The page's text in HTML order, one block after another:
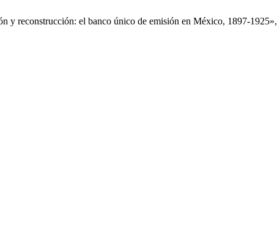
y reconstrucción: el banco único de emisión en México, 1897-1925»,